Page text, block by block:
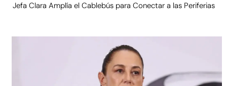
Jefa Clara Amplía el Cablebús para Conectar a las Periferias